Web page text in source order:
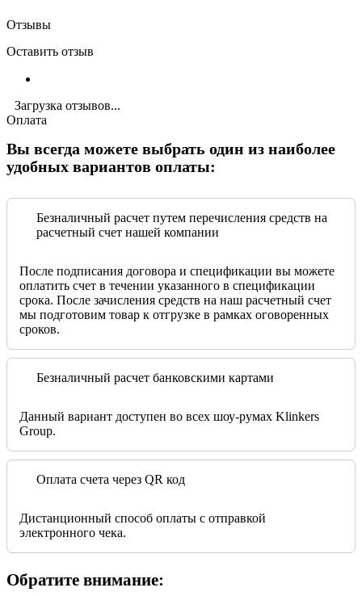
Отзывы
Оставить отзыв
Загрузка отзывов...
Оплата
Вы всегда можете выбрать один из наиболее
удобных вариантов оплаты:
Безналичный расчет путем перечисления средств на
расчетный счет нашей компании
После подписания договора и спецификации вы можете
оплатить счет в течении указанного в спецификации
срока. После зачисления средств на наш расчетный счет
мы подготовим товар к отгрузке в рамках оговоренных
сроков.
Безналичный расчет банковскими картами
Данный вариант доступен во всех шоу-румах Klinkers
Group.
Оплата счета через QR код
Дистанционный способ оплаты с отправкой
электронного чека.
Обратите внимание: